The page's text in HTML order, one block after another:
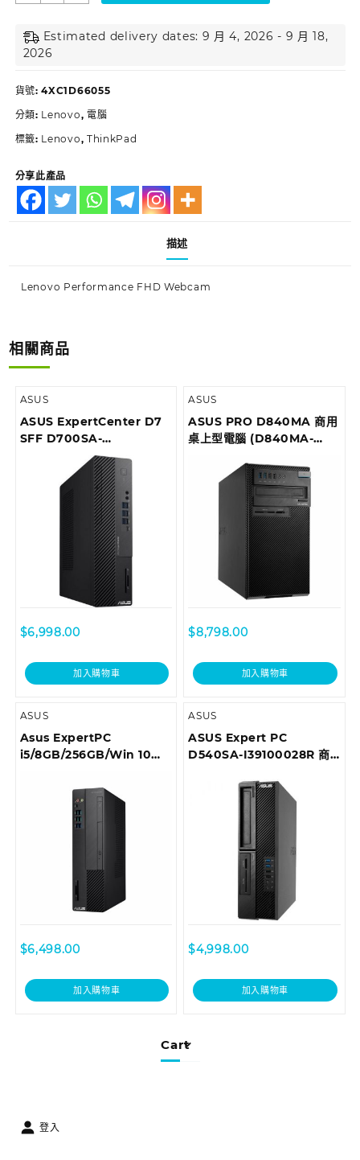
Cart
Estimated delivery dates: 9 月 4, 2026 - 9 月 18,
2026
貨號:4XC1D66055
分類: Lenovo, 電腦
標籤: Lenovo, ThinkPad
分享此產品
描述
Lenovo Performance FHD Webcam
相關商品
ASUS
ASUS ExpertCenter D7
SFF D700SA-
510400035T Desktop
$6,998.00
加入購物車
ASUS
ASUS PRO D840MA 商用
桌上型電腦 (D840MA-
$8,798.00
加入購物車
ASUS
Asus ExpertPC
i5/8GB/256GB/Win 10
D6414SFF-I59400036R
$6,498.00
加入購物車
ASUS
ASUS Expert PC
D540SA-I39100028R 商
$4,998.00
加入購物車
登入